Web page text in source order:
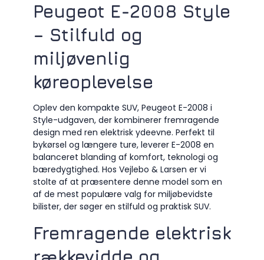
Peugeot E-2008 Style
– Stilfuld og
miljøvenlig
køreoplevelse
Oplev den kompakte SUV, Peugeot E-2008 i
Style-udgaven, der kombinerer fremragende
design med ren elektrisk ydeevne. Perfekt til
bykørsel og længere ture, leverer E-2008 en
balanceret blanding af komfort, teknologi og
bæredygtighed. Hos Vejlebo & Larsen er vi
stolte af at præsentere denne model som en
af de mest populære valg for miljøbevidste
bilister, der søger en stilfuld og praktisk SUV.
Fremragende elektrisk